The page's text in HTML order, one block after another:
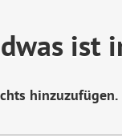
ist
hinzuzufügen.